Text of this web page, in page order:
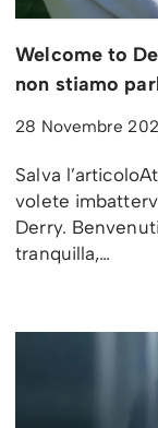
Welcome to
non stiamo
28 Novembre
Salva
volete
Derry.
tranquilla,…